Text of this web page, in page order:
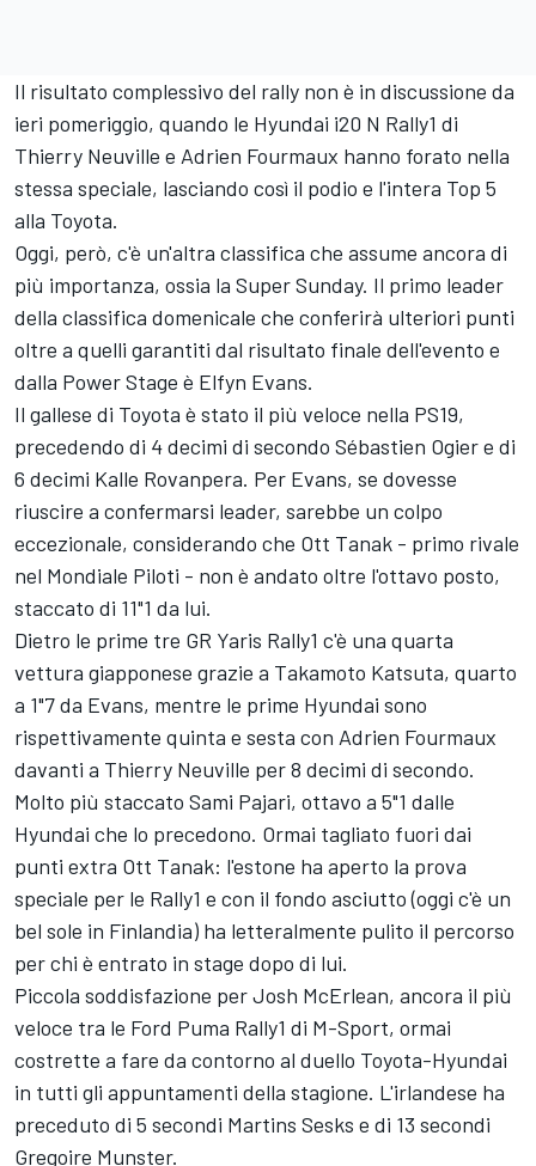
Il risultato complessivo del rally non è in discussione da
ieri pomeriggio, quando le Hyundai i20 N Rally1 di
Thierry Neuville e Adrien Fourmaux hanno forato nella
stessa speciale, lasciando così il podio e l'intera Top 5
alla Toyota.
Oggi, però, c'è un'altra classifica che assume ancora di
più importanza, ossia la Super Sunday. Il primo leader
della classifica domenicale che conferirà ulteriori punti
oltre a quelli garantiti dal risultato finale dell'evento e
dalla Power Stage è Elfyn Evans.
Il gallese di Toyota è stato il più veloce nella PS19,
precedendo di 4 decimi di secondo Sébastien Ogier e di
6 decimi Kalle Rovanpera. Per Evans, se dovesse
riuscire a confermarsi leader, sarebbe un colpo
eccezionale, considerando che Ott Tanak - primo rivale
nel Mondiale Piloti - non è andato oltre l'ottavo posto,
staccato di 11"1 da lui.
Dietro le prime tre GR Yaris Rally1 c'è una quarta
vettura giapponese grazie a Takamoto Katsuta, quarto
a 1"7 da Evans, mentre le prime Hyundai sono
rispettivamente quinta e sesta con Adrien Fourmaux
davanti a Thierry Neuville per 8 decimi di secondo.
Molto più staccato Sami Pajari, ottavo a 5"1 dalle
Hyundai che lo precedono. Ormai tagliato fuori dai
punti extra Ott Tanak: l'estone ha aperto la prova
speciale per le Rally1 e con il fondo asciutto (oggi c'è un
bel sole in Finlandia) ha letteralmente pulito il percorso
per chi è entrato in stage dopo di lui.
Piccola soddisfazione per Josh McErlean, ancora il più
veloce tra le Ford Puma Rally1 di M-Sport, ormai
costrette a fare da contorno al duello Toyota-Hyundai
in tutti gli appuntamenti della stagione. L'irlandese ha
preceduto di 5 secondi Martins Sesks e di 13 secondi
Gregoire Munster.